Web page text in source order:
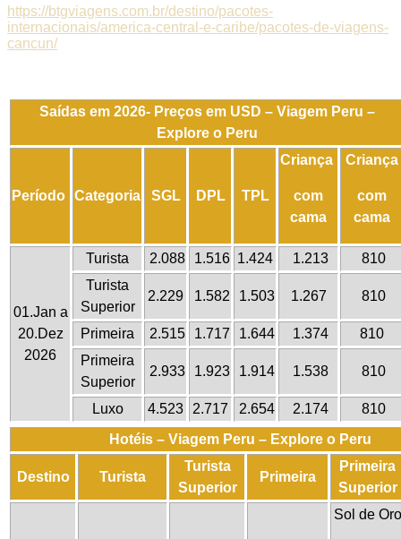
https://btgviagens.com.br/destino/pacotes-
internacionais/america-central-e-caribe/pacotes-de-viagens-
cancun/
Saídas em 2026- Preços em USD – Viagem Peru –
Explore o Peru
Período Categoria SGL DPL TPL
Criança
com
cama
Criança
com
cama
01.Jan a
20.Dez
2026
Turista 2.088 1.516 1.424 1.213
810
Turista
Superior
2.229 1.582 1.503 1.267 810
Primeira 2.515 1.717 1.644 1.374
810
Primeira
Superior
2.933 1.923 1.914 1.538 810
Luxo 4.523 2.717 2.654 2.174
810
Hotéis – Viagem Peru – Explore o Peru
Destino Turista
Turista
Superior
Primeira
Primeira
Superior
Sol de Oro